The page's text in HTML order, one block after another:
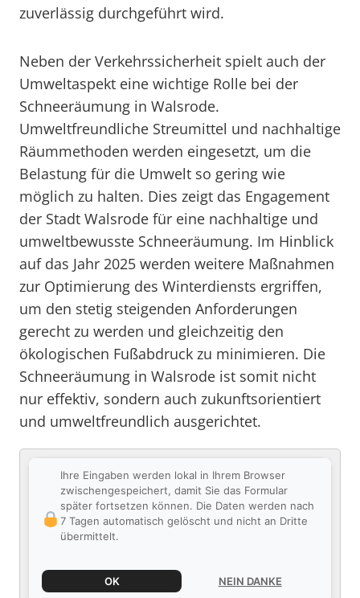
zuverlässig durchgeführt wird.
Neben der Verkehrssicherheit spielt auch der
Umweltaspekt eine wichtige Rolle bei der
Schneeräumung in Walsrode.
Umweltfreundliche Streumittel und nachhaltige
Räummethoden werden eingesetzt, um die
Belastung für die Umwelt so gering wie
möglich zu halten. Dies zeigt das Engagement
der Stadt Walsrode für eine nachhaltige und
umweltbewusste Schneeräumung. Im Hinblick
auf das Jahr 2025 werden weitere Maßnahmen
zur Optimierung des Winterdiensts ergriffen,
um den stetig steigenden Anforderungen
gerecht zu werden und gleichzeitig den
ökologischen Fußabdruck zu minimieren. Die
Schneeräumung in Walsrode ist somit nicht
nur effektiv, sondern auch zukunftsorientiert
und umweltfreundlich ausgerichtet.
Ihre Eingaben werden lokal in Ihrem Browser
zwischengespeichert, damit Sie das Formular
später fortsetzen können. Die Daten werden nach
7 Tagen automatisch gelöscht und nicht an Dritte
übermittelt.
OK NEIN DANKE